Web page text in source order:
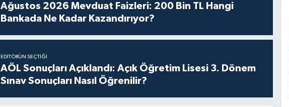
Ağustos 2026 Mevduat Faizleri: 200 Bin TL Hangi
Bankada Ne Kadar Kazandırıyor?
EDITÖRÜN SEÇTIĞI
AÖL Sonuçları Açıklandı: Açık Öğretim Lisesi 3. Dönem
Sınav Sonuçları Nasıl Öğrenilir?